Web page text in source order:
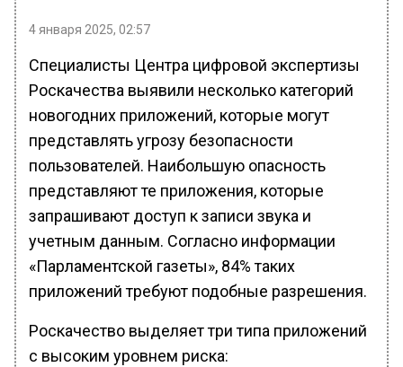
4 января 2025, 02:57
Специалисты Центра цифровой экспертизы
Роскачества выявили несколько категорий
новогодних приложений, которые могут
представлять угрозу безопасности
пользователей. Наибольшую опасность
представляют те приложения, которые
запрашивают доступ к записи звука и
учетным данным. Согласно информации
«Парламентской газеты», 84% таких
приложений требуют подобные разрешения.
Роскачество выделяет три типа приложений
с высоким уровнем риска: